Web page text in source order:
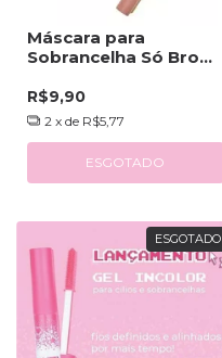
Máscara para
Sobrancelha Só Brow
R$9,90
2 x de R$5,77
ESGOTADO
ESGOTADO